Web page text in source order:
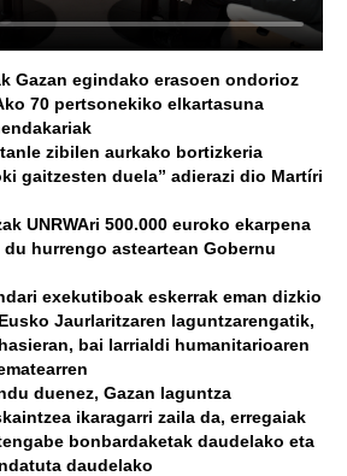
Gazan egindako erasoen ondorioz
ko 70 pertsonekiko elkartasuna
zibilen aurkako bortizkeria
gaitzesten duela” adierazi dio Martíri
UNRWAri 500.000 euroko ekarpena
hurrengo asteartean Gobernu
exekutiboak eskerrak eman dizkio
Jaurlaritzaren laguntzarengatik,
bai larrialdi humanitarioaren
duenez, Gazan laguntza
ikaragarri zaila da, erregaiak
bonbardaketak daudelako eta
daudelako